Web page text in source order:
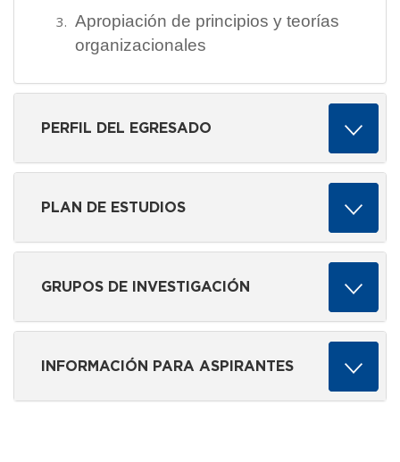
Apropiación de principios y teorías
organizacionales
PERFIL DEL EGRESADO
PLAN DE ESTUDIOS
GRUPOS DE INVESTIGACIÓN
INFORMACIÓN PARA ASPIRANTES